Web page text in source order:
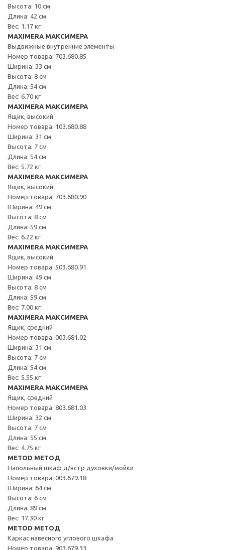
Высота: 10 см
Длина: 42 см
Вес: 1.17 кг
MAXIMERA МАКСИМЕРА
Выдвижные внутренние элементы
Номер товара: 703.680.85
Ширина: 33 см
Высота: 8 см
Длина: 54 см
Вес: 6.70 кг
MAXIMERA МАКСИМЕРА
Ящик, высокий
Номер товара: 103.680.88
Ширина: 31 см
Высота: 7 см
Длина: 54 см
Вес: 5.72 кг
MAXIMERA МАКСИМЕРА
Ящик, высокий
Номер товара: 703.680.90
Ширина: 49 см
Высота: 8 см
Длина: 59 см
Вес: 6.22 кг
MAXIMERA МАКСИМЕРА
Ящик, высокий
Номер товара: 503.680.91
Ширина: 49 см
Высота: 8 см
Длина: 59 см
Вес: 7.00 кг
MAXIMERA МАКСИМЕРА
Ящик, средний
Номер товара: 003.681.02
Ширина: 31 см
Высота: 7 см
Длина: 54 см
Вес: 5.55 кг
MAXIMERA МАКСИМЕРА
Ящик, средний
Номер товара: 803.681.03
Ширина: 32 см
Высота: 7 см
Длина: 55 см
Вес: 4.75 кг
METOD МЕТОД
Напольный шкаф д/встр духовки/мойки
Номер товара: 003.679.18
Ширина: 64 см
Высота: 6 см
Длина: 89 см
Вес: 17.30 кг
METOD МЕТОД
Каркас навесного углового шкафа
Номер товара: 903.679.33